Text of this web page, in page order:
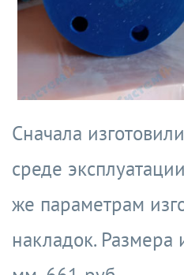
Сначала
среде
же параметрам
накладок.